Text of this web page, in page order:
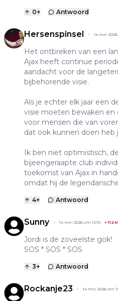
0+ Antwoord
Hersenspinsel 14 mei
Het ontbreken van een
Ajax heeft continue
aandacht voor de
bijbehorende visie.
Als je echter elk jaar een
visie moeten bewaken
voor mensen die van
dat ook kunnen doen heb
Ik ben niet optimistisch,
bijeengeraapte club
toekomst van Ajax in
omdat hij de
4+ Antwoord
Sunny 14 mei 2026 om 12:10 +
Jordi is de zoveelste gok!
SOS * SOS * SOS
3+ Antwoord
Rockanje23 14 mei 2026 om